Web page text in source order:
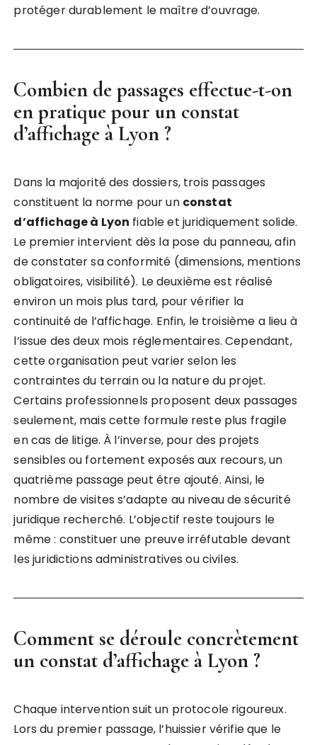
protéger durablement le maître d’ouvrage.
Combien de passages effectue-t-on
en pratique pour un constat
d’affichage à Lyon ?
Dans la majorité des dossiers, trois passages
constituent la norme pour un constat
d’affichage à Lyon fiable et juridiquement solide.
Le premier intervient dès la pose du panneau, afin
de constater sa conformité (dimensions, mentions
obligatoires, visibilité). Le deuxième est réalisé
environ un mois plus tard, pour vérifier la
continuité de l’affichage. Enfin, le troisième a lieu à
l’issue des deux mois réglementaires. Cependant,
cette organisation peut varier selon les
contraintes du terrain ou la nature du projet.
Certains professionnels proposent deux passages
seulement, mais cette formule reste plus fragile
en cas de litige. À l’inverse, pour des projets
sensibles ou fortement exposés aux recours, un
quatrième passage peut être ajouté. Ainsi, le
nombre de visites s’adapte au niveau de sécurité
juridique recherché. L’objectif reste toujours le
même : constituer une preuve irréfutable devant
les juridictions administratives ou civiles.
Comment se déroule concrètement
un constat d’affichage à Lyon ?
Chaque intervention suit un protocole rigoureux.
Lors du premier passage, l’huissier vérifie que le